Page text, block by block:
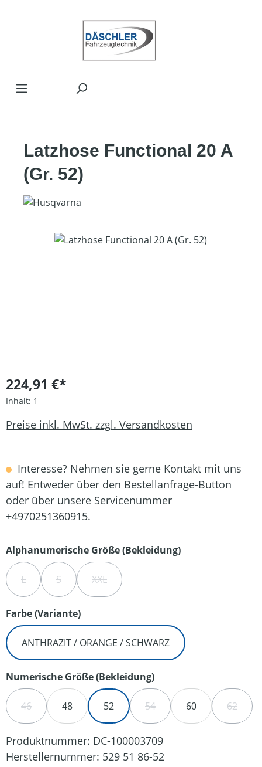
Latzhose Functional 20 A
(Gr. 52)
Bildergalerie überspringen
224,91 €*
Inhalt: 1
Preise inkl. MwSt. zzgl. Versandkosten
Interesse? Nehmen sie gerne Kontakt mit uns
auf! Entweder über den Bestellanfrage-Button
oder über unsere Servicenummer
+4970251360915.
Alphanumerische Größe (Bekleidung)auswählen
L(DIESE OPTION IST ZURZEIT NICHT VERFÜGBAR.)
S(DIESE OPTION IST ZURZEIT NICHT VERFÜGBAR.)
XXL(DIESE OPTION IST ZURZEIT NICHT
Farbe (Variante)auswählen
ANTHRAZIT / ORANGE / SCHWARZ
Numerische Größe (Bekleidung)auswählen
46(DIESE OPTION IST ZURZEIT NICHT VERFÜGBAR.)
48 52 54(DIESE OPTION IST ZURZEIT
60 62(DIESE
Produktnummer: DC-100003709
Herstellernummer: 529 51 86-52